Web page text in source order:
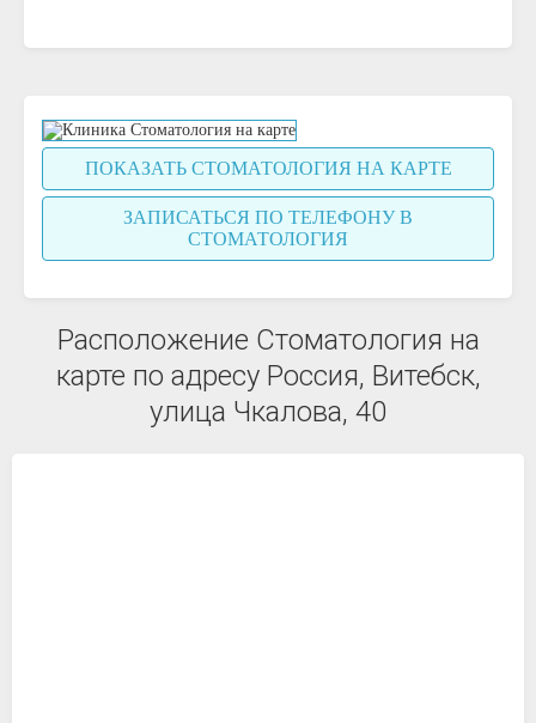
ПОКАЗАТЬ СТОМАТОЛОГИЯ НА КАРТЕ
ЗАПИСАТЬСЯ ПО ТЕЛЕФОНУ В
СТОМАТОЛОГИЯ
Расположение Стоматология на
карте по адресу Россия, Витебск,
улица Чкалова, 40